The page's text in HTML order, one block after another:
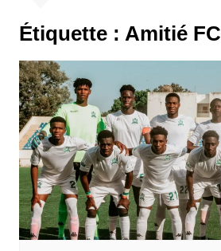
Étiquette : Amitié FC